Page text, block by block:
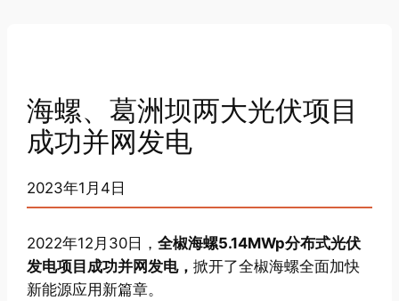
海螺、葛洲坝两大光伏项目
成功并网发电
2023年1月4日
2022年12月30日，全椒海螺5.14MWp分布式光伏
发电项目成功并网发电，掀开了全椒海螺全面加快
新能源应用新篇章。